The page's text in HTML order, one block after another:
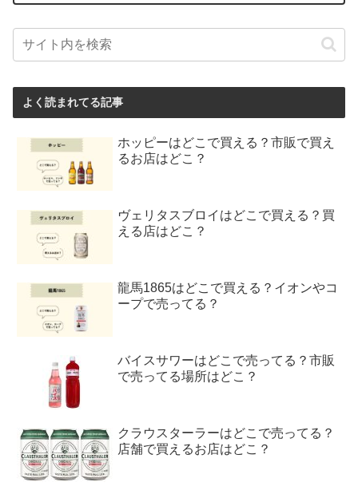
よく読まれてる記事
ホッピーはどこで買える？市販で買え
るお店はどこ？
ヴェリタスブロイはどこで買える？買
える店はどこ？
龍馬1865はどこで買える？イオンやコ
ープで売ってる？
バイスサワーはどこで売ってる？市販
で売ってる場所はどこ？
クラウスターラーはどこで売ってる？
店舗で買えるお店はどこ？